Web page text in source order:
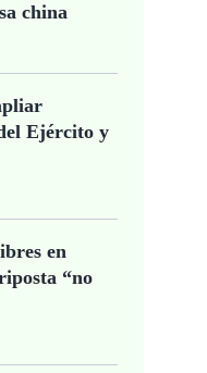
china
Ejército y
en
“no